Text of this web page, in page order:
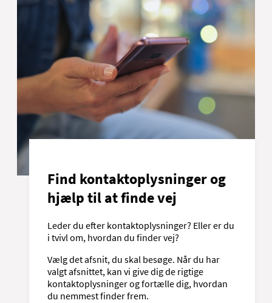
Find kontaktoplysninger og
hjælp til at finde vej
Leder du efter kontaktoplysninger? Eller er du
i tvivl om, hvordan du finder vej?
Vælg det afsnit, du skal besøge. Når du har
valgt afsnittet, kan vi give dig de rigtige
kontaktoplysninger og fortælle dig, hvordan
du nemmest finder frem.